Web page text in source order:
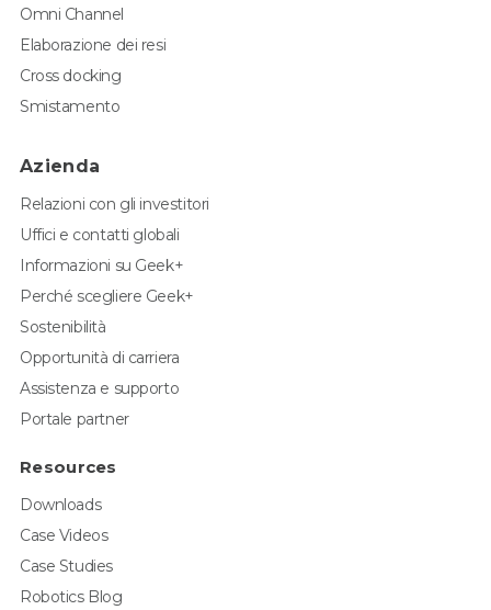
Omni Channel
Elaborazione dei resi
Cross docking
Smistamento
Azienda
Relazioni con gli investitori
Uffici e contatti globali
Informazioni su Geek+
Perché scegliere Geek+
Sostenibilità
Opportunità di carriera
Assistenza e supporto
Portale partner
Resources
Downloads
Case Videos
Case Studies
Robotics Blog